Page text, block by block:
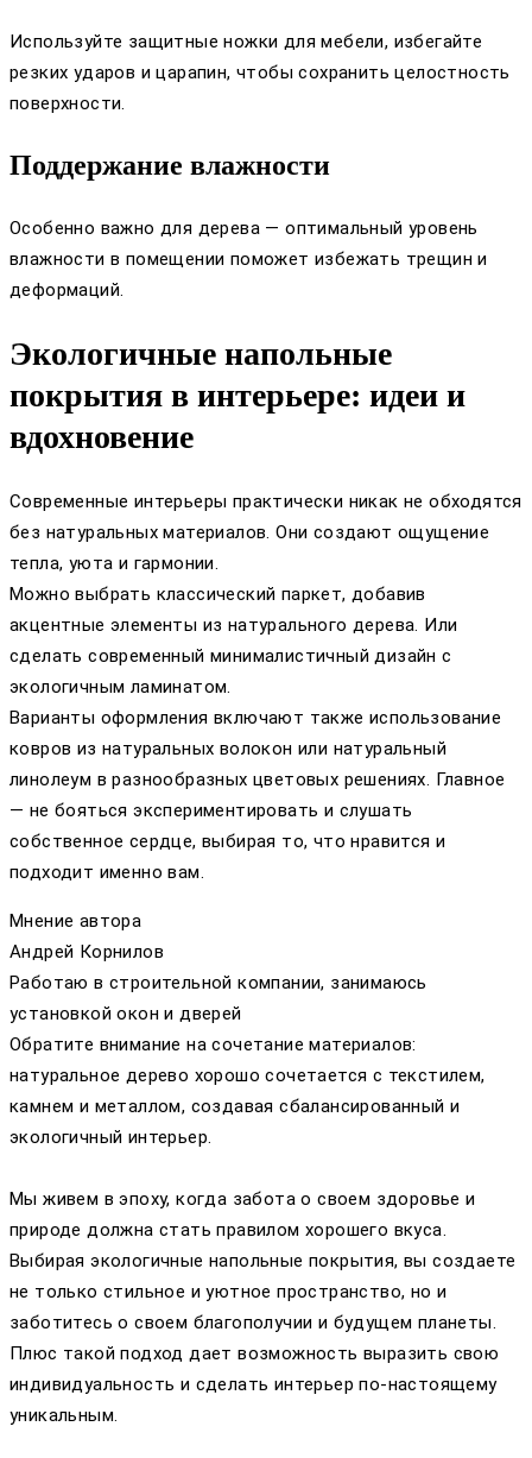
Используйте защитные ножки для мебели, избегайте
резких ударов и царапин, чтобы сохранить целостность
поверхности.
Поддержание влажности
Особенно важно для дерева — оптимальный уровень
влажности в помещении поможет избежать трещин и
деформаций.
Экологичные напольные
покрытия в интерьере: идеи и
вдохновение
Современные интерьеры практически никак не обходятся
без натуральных материалов. Они создают ощущение
тепла, уюта и гармонии.
Можно выбрать классический паркет, добавив
акцентные элементы из натурального дерева. Или
сделать современный минималистичный дизайн с
экологичным ламинатом.
Варианты оформления включают также использование
ковров из натуральных волокон или натуральный
линолеум в разнообразных цветовых решениях. Главное
— не бояться экспериментировать и слушать
собственное сердце, выбирая то, что нравится и
подходит именно вам.
Мнение автора
Андрей Корнилов
Работаю в строительной компании, занимаюсь
установкой окон и дверей
Обратите внимание на сочетание материалов:
натуральное дерево хорошо сочетается с текстилем,
камнем и металлом, создавая сбалансированный и
экологичный интерьер.
Мы живем в эпоху, когда забота о своем здоровье и
природе должна стать правилом хорошего вкуса.
Выбирая экологичные напольные покрытия, вы создаете
не только стильное и уютное пространство, но и
заботитесь о своем благополучии и будущем планеты.
Плюс такой подход дает возможность выразить свою
индивидуальность и сделать интерьер по-настоящему
уникальным.